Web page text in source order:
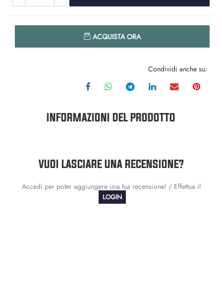
ACQUISTA ORA
Condividi anche su:
INFORMAZIONI DEL PRODOTTO
VUOI LASCIARE UNA RECENSIONE?
Accedi per poter aggiungere una tua recensione! / Effettua il
LOGIN